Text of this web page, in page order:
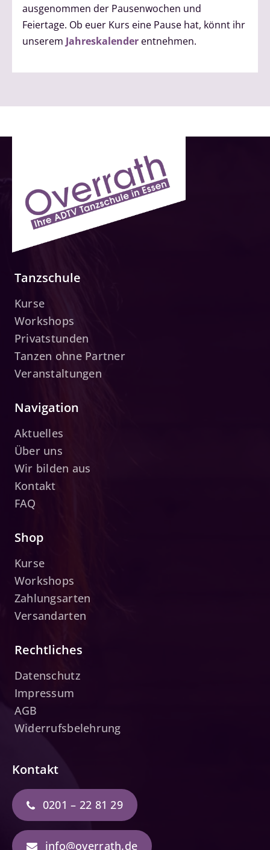
ausgenommen der Pausenwochen und
Feiertage. Ob euer Kurs eine Pause hat, könnt ihr
unserem Jahreskalender entnehmen.
Tanzschule
Kurse
Workshops
Privatstunden
Tanzen ohne Partner
Veranstaltungen
Navigation
Aktuelles
Über uns
Wir bilden aus
Kontakt
FAQ
Kontakt
0201 – 22 81 29
info@overrath.de
Shop
Kurse
Workshops
Zahlungsarten
Versandarten
Rechtliches
Datenschutz
Impressum
AGB
Widerrufsbelehrung